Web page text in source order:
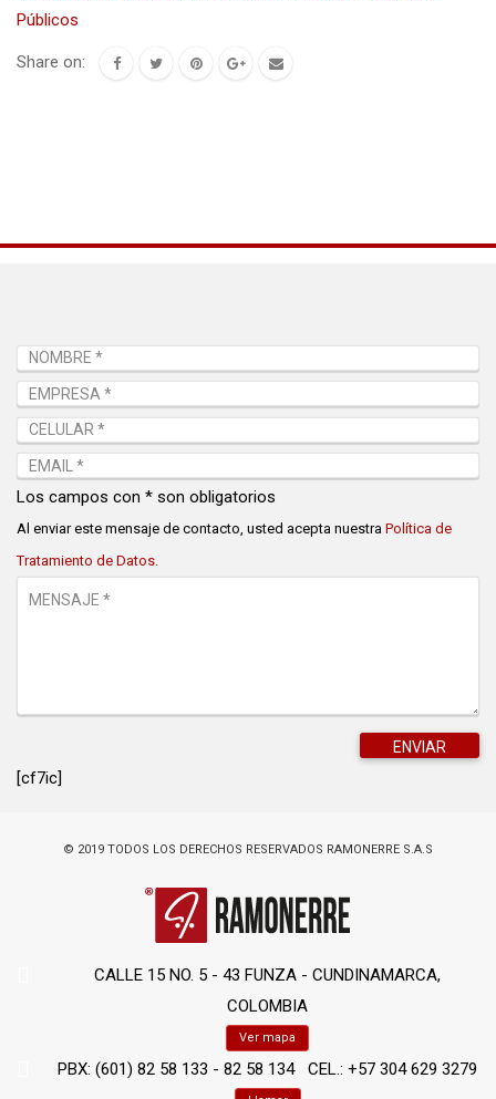
Públicos
Share on:
Los campos con * son obligatorios
Al enviar este mensaje de contacto, usted acepta nuestra Política de
Tratamiento de Datos.
[cf7ic]
© 2019 TODOS LOS DERECHOS RESERVADOS RAMONERRE S.A.S
CALLE 15 NO. 5 - 43 FUNZA - CUNDINAMARCA,
COLOMBIA
Ver mapa
PBX: (601) 82 58 133 - 82 58 134 CEL.: +57 304 629 3279